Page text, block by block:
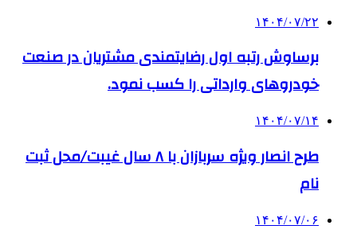
۱۴۰۴/۰۷/۲۲
برساوش رتبه اول رضایتمندی مشتریان در صنعت
خودروهای وارداتی را کسب نمود.
۱۴۰۴/۰۷/۱۴
طرح انصار ویژه سربازان با ۸ سال غیبت/محل ثبت
نام
۱۴۰۴/۰۷/۰۶